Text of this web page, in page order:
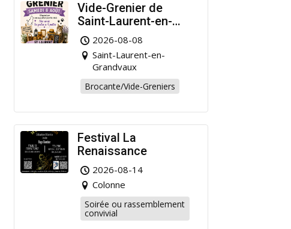
Vide-Grenier de
Saint-Laurent-en-
Grandvaux : Venez
chiner pour la bonne
cause !
2026-08-08
Saint-Laurent-en-
Grandvaux
Brocante/Vide-Greniers
Festival La
Renaissance
2026-08-14
Colonne
Soirée ou rassemblement
convivial